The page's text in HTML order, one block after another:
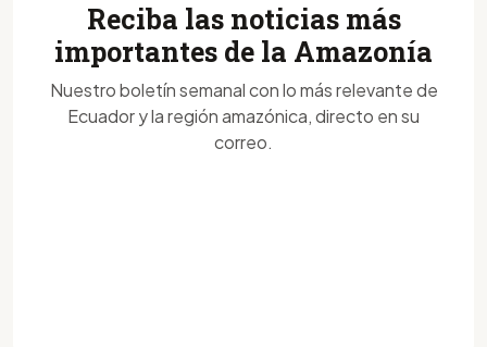
Reciba las noticias más
importantes de la Amazonía
Nuestro boletín semanal con lo más relevante de
Ecuador y la región amazónica, directo en su
correo.